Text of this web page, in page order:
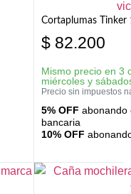
Cortaplumas
$ 82.200
Mismo precio en 3
miércoles y
Precio sin impuestos
5% OFF abonando
bancaria
10% OFF